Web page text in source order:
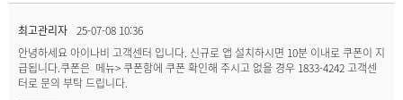
최고관리자 25-07-08 10:36
안녕하세요 아이나비 고객센터 입니다. 신규로 앱 설치하시면 10분 이내로 쿠폰이 지
급됩니다.쿠폰은 메뉴> 쿠폰함에 쿠폰 확인해 주시고 없을 경우 1833-4242 고객센
터로 문의 부탁 드립니다.